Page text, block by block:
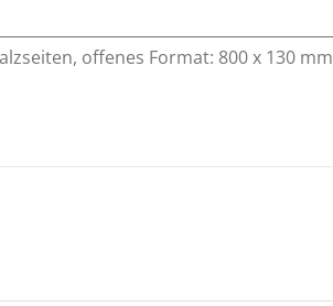
offenes Format: 800 x 130 mm